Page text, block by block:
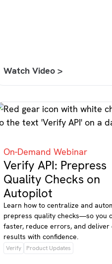
Watch Video >
On-Demand Webinar
Verify API: Prepress
Quality Checks on
Autopilot
Learn how to centralize and
prepress quality checks—so you
faster, reduce errors, and deliver
results with confidence.
Verify Product Updates